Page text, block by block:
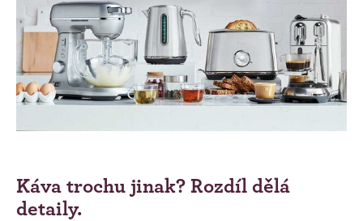
Káva trochu jinak? Rozdíl dělá
detaily.